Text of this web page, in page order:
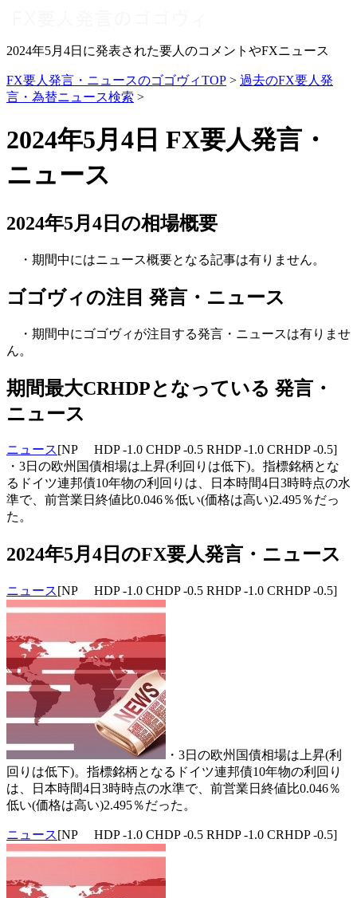
2024年5月4日に発表された要人のコメントやFXニュース
FX要人発言・ニュースのゴゴヴィTOP > 過去のFX要人発
言・為替ニュース検索 >
2024年5月4日 FX要人発言・
ニュース
2024年5月4日の相場概要
・期間中にはニュース概要となる記事は有りません。
ゴゴヴィの注目 発言・ニュース
・期間中にゴゴヴィが注目する発言・ニュースは有りませ
ん。
期間最大CRHDPとなっている 発言・
ニュース
ニュース[NP HDP -1.0 CHDP -0.5 RHDP -1.0 CRHDP -0.5]
・3日の欧州国債相場は上昇(利回りは低下)。指標銘柄とな
るドイツ連邦債10年物の利回りは、日本時間4日3時時点の水
準で、前営業日終値比0.046％低い(価格は高い)2.495％だっ
た。
2024年5月4日のFX要人発言・ニュース
ニュース[NP HDP -1.0 CHDP -0.5 RHDP -1.0 CRHDP -0.5]
・3日の欧州国債相場は上昇(利
回りは低下)。指標銘柄となるドイツ連邦債10年物の利回り
は、日本時間4日3時時点の水準で、前営業日終値比0.046％
低い(価格は高い)2.495％だった。
ニュース[NP HDP -1.0 CHDP -0.5 RHDP -1.0 CRHDP -0.5]